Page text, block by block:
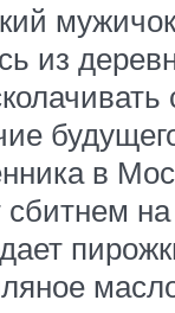
из
в
сбитнем